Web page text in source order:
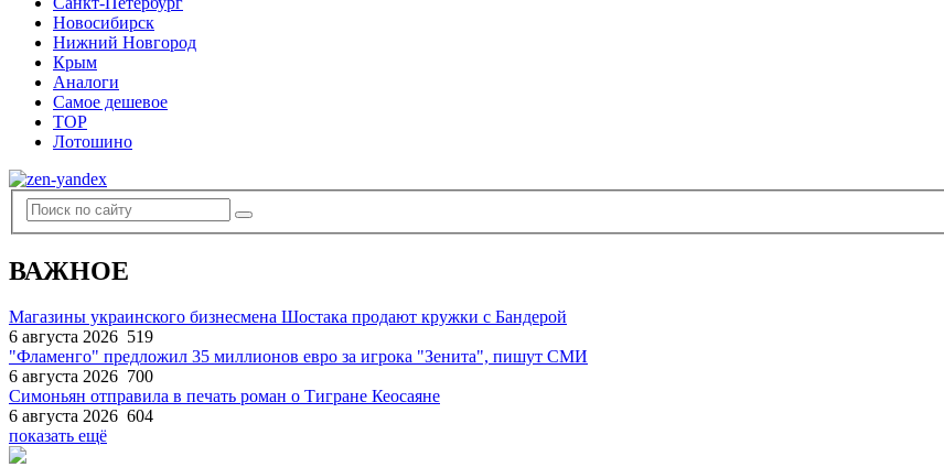
Новосибирск
Нижний Новгород
Крым
Аналоги
Самое дешевое
TOP
Лотошино
ВАЖНОЕ
Магазины украинского бизнесмена Шостака продают кружки с Бандерой
6 августа 2026 519
"Фламенго" предложил 35 миллионов евро за игрока "Зенита", пишут СМИ
6 августа 2026 700
Симоньян отправила в печать роман о Тигране Кеосаяне
6 августа 2026 604
показать ещё